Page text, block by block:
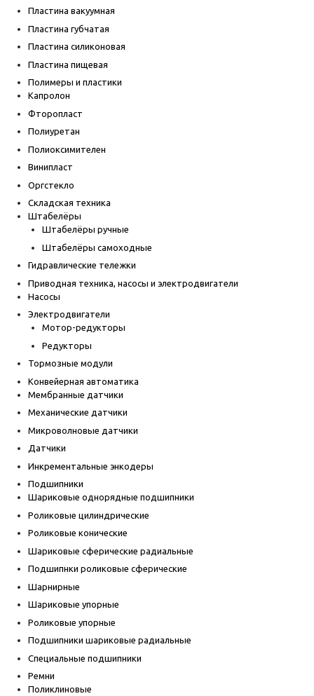
Пластина вакуумная
Пластина губчатая
Пластина силиконовая
Пластина пищевая
Полимеры и пластики
Капролон
Фторопласт
Полиуретан
Полиоксимителен
Винипласт
Оргстекло
Складская техника
Штабелёры
Штабелёры ручные
Штабелёры самоходные
Гидравлические тележки
Приводная техника, насосы и электродвигатели
Насосы
Электродвигатели
Мотор-редукторы
Редукторы
Тормозные модули
Конвейерная автоматика
Мембранные датчики
Механические датчики
Микроволновые датчики
Датчики
Инкрементальные энкодеры
Подшипники
Шариковые однорядные подшипники
Роликовые цилиндрические
Роликовые конические
Шариковые сферические радиальные
Подшипнки роликовые сферические
Шарнирные
Шариковые упорные
Роликовые упорные
Подшипники шариковые радиальные
Специальные подшипники
Ремни
Поликлиновые